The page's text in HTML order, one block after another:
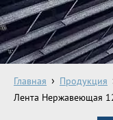
Главная Продукция
Лента Нержавеющая